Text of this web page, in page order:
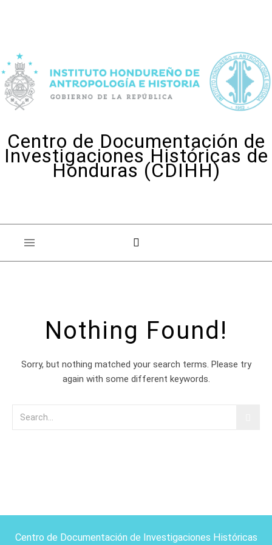
Centro de Documentación de
Investigaciones Históricas de
Honduras (CDIHH)
Nothing Found!
Sorry, but nothing matched your search terms. Please try
again with some different keywords.
Centro de Documentación de Investigaciones Históricas